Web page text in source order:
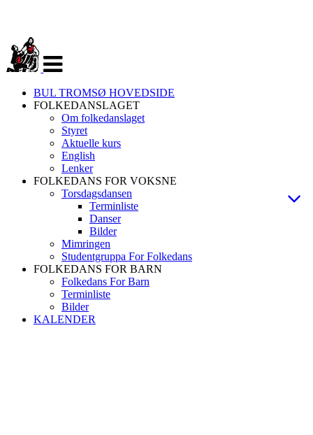
navigasjon
BUL TROMSØ HOVEDSIDE
FOLKEDANSLAGET
Om folkedanslaget
Styret
Aktuelle kurs
English
Lenker
FOLKEDANS FOR VOKSNE
Torsdagsdansen
Terminliste
Danser
Bilder
Mimringen
Studentgruppa For Folkedans
FOLKEDANS FOR BARN
Folkedans For Barn
Terminliste
Bilder
KALENDER